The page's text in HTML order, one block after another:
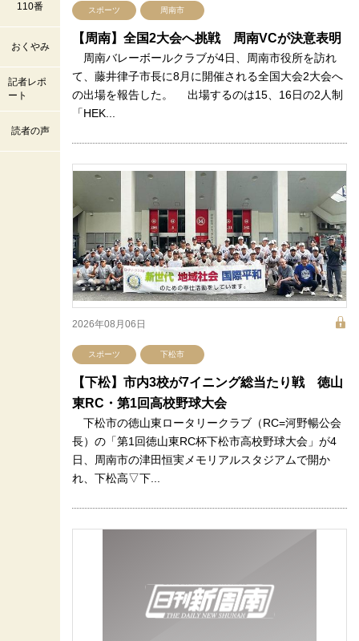
110番
おくやみ
記者レポ
ート
読者の声
スポーツ 周南市
【周南】全国2大会へ挑戦 周南VCが決意表明
周南バレーボールクラブが4日、周南市役所を訪れ
て、藤井律子市長に8月に開催される全国大会2大会へ
の出場を報告した。 出場するのは15、16日の2人制
「HEK...
2026年08月06日
スポーツ 下松市
【下松】市内3校が7イニング総当たり戦 徳山
東RC・第1回高校野球大会
下松市の徳山東ロータリークラブ（RC=河野暢公会
長）の「第1回徳山東RC杯下松市高校野球大会」が4
日、周南市の津田恒実メモリアルスタジアムで開か
れ、下松高▽下...